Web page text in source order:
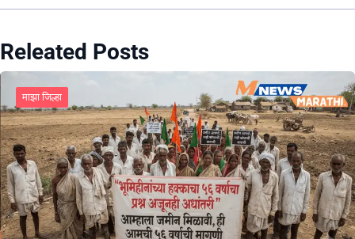
Releated Posts
माझा जिल्हा